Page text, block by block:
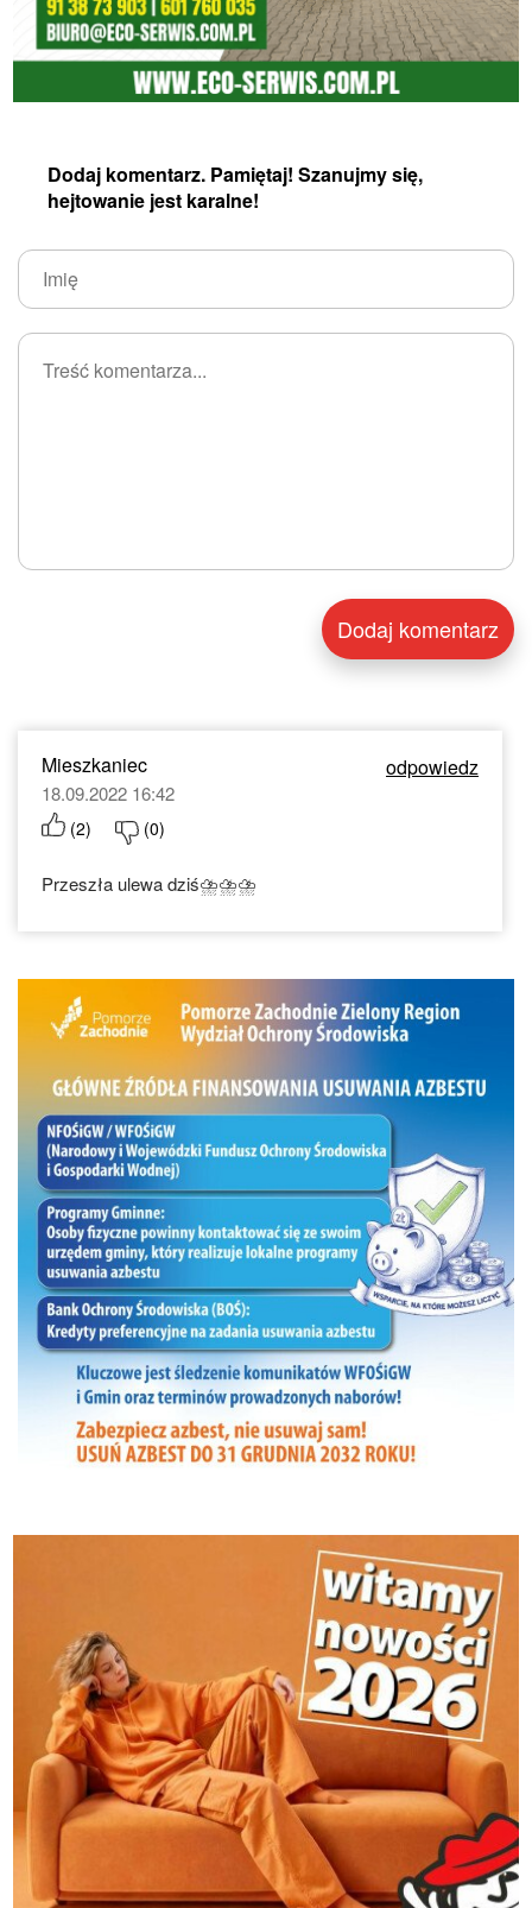
Dodaj komentarz. Pamiętaj! Szanujmy się,
hejtowanie jest karalne!
Mieszkaniec odpowiedz
18.09.2022 16:42
(2) (0)
Przeszła ulewa dziś⛈⛈⛈